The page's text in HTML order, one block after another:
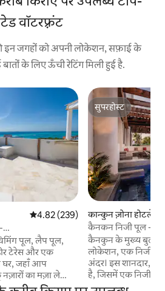
वॉटरफ़्रंट
इन जगहों को अपनी लोकेशन, सफ़ाई के
के लिए ऊँची रेटिंग मिली हुई है.
औसत रेटिंग 5 में से 4.82, 239 समीक्षाएँ
4.82 (239)
पूल, लैप पूल,
टेरेस और एक
घर, जहाँ आप
का मज़ा ले
सुपरहोस्ट
सुपरहोस्ट
कान्कुन ज़ोना होटलेरा
कैनकन निजी पूल -
कैनकुन के मुख्य बुलेवार्ड
लोकेशन, एक निजी
अंदर। इस शानदार,
है, जिसमें एक निजी
और डाइनिंग एरिया